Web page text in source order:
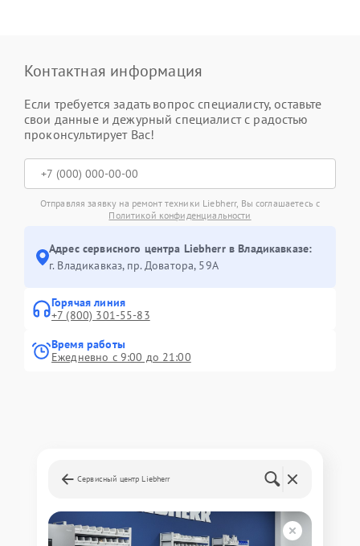
Контактная информация
Если требуется задать вопрос специалисту, оставьте
свои данные и дежурный специалист с радостью
проконсультирует Вас!
Отправляя заявку на ремонт техники Liebherr, Вы соглашаетесь с
Политикой конфиденциальности
Адрес сервисного центра Liebherr в Владикавказе:
г. Владикавказ, пр. Доватора, 59А
Горячая линия
+7 (800) 301-55-83
Время работы
Ежедневно с 9:00 до 21:00
Сервисный центр Liebherr